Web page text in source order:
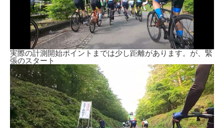
実際の計測開始ポイントまでは少し距離があります。が、緊
張のスタート